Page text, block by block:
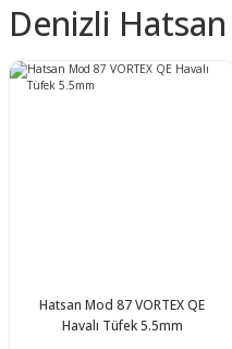
Denizli
Hatsan Mod 87 VORTEX QE
Havalı Tüfek 5.5mm